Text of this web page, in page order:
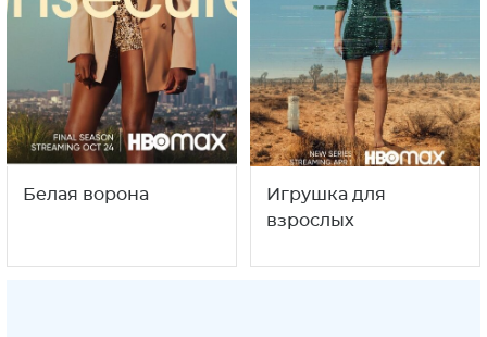
Белая ворона
Игрушка для
взрослых